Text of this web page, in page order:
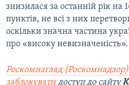
знизилася за останній рік на
пунктів, не всі з них
оскільки значна частина
про «високу невизначеність».
Роскомнагляд
заблокуватидоступ до сайту